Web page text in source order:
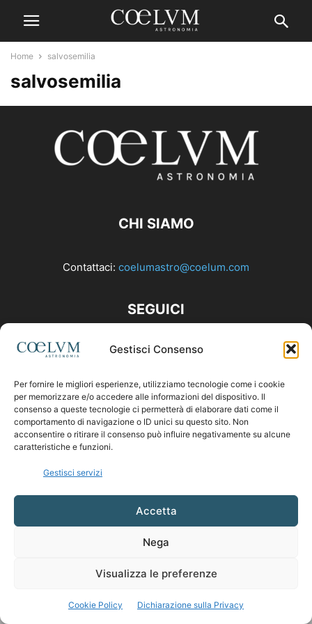
Gestisci Consenso
Per fornire le migliori esperienze, utilizziamo tecnologie come i cookie
per memorizzare e/o accedere alle informazioni del dispositivo. Il
consenso a queste tecnologie ci permetterà di elaborare dati come il
comportamento di navigazione o ID unici su questo sito. Non
acconsentire o ritirare il consenso può influire negativamente su alcune
caratteristiche e funzioni.
Gestisci servizi
Accetta
Nega
Visualizza le preferenze
Cookie Policy Dichiarazione sulla Privacy
Home salvosemilia
salvosemilia
CHI SIAMO
Contattaci: coelumastro@coelum.com
SEGUICI